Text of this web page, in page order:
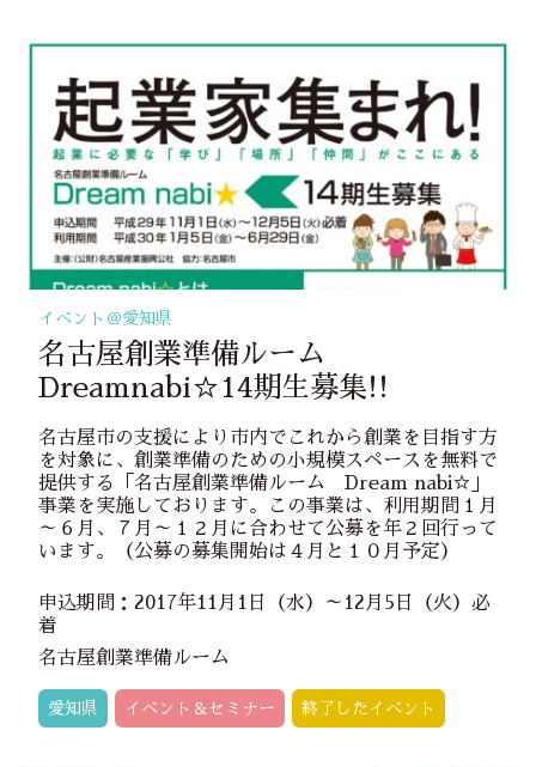
イベント＠愛知県
名古屋創業準備ルーム
Dreamnabi☆14期生募集!!
名古屋市の支援により市内でこれから創業を目指す方
を対象に、創業準備のための小規模スペースを無料で
提供する「名古屋創業準備ルーム Dream nabi☆」
事業を実施しております。この事業は、利用期間１月
～６月、７月～１２月に合わせて公募を年２回行って
います。（公募の募集開始は４月と１０月予定）
申込期間：2017年11月1日（水）～12月5日（火）必
着
名古屋創業準備ルーム
愛知県 イベント＆セミナー 終了したイベント